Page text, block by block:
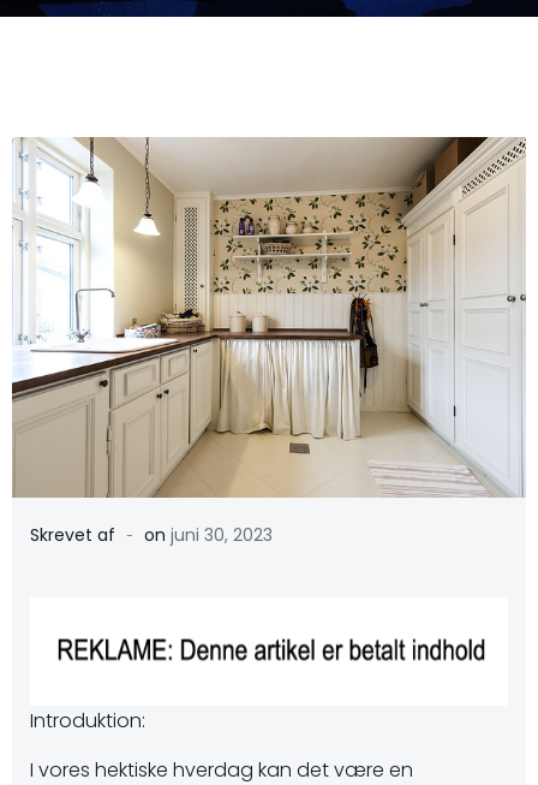
Skrevet af - on juni 30, 2023
Introduktion:
I vores hektiske hverdag kan det være en